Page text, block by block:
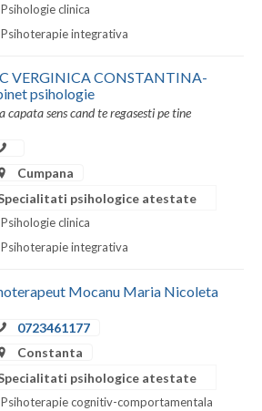
Psihologie clinica
Psihoterapie integrativa
VERGINICA CONSTANTINA-
psihologie
capata sens cand te regasesti pe tine
Cumpana
psihologice atestate
Psihologie clinica
Psihoterapie integrativa
Mocanu Maria Nicoleta
0723461177
Constanta
psihologice atestate
Psihoterapie cognitiv-comportamentala